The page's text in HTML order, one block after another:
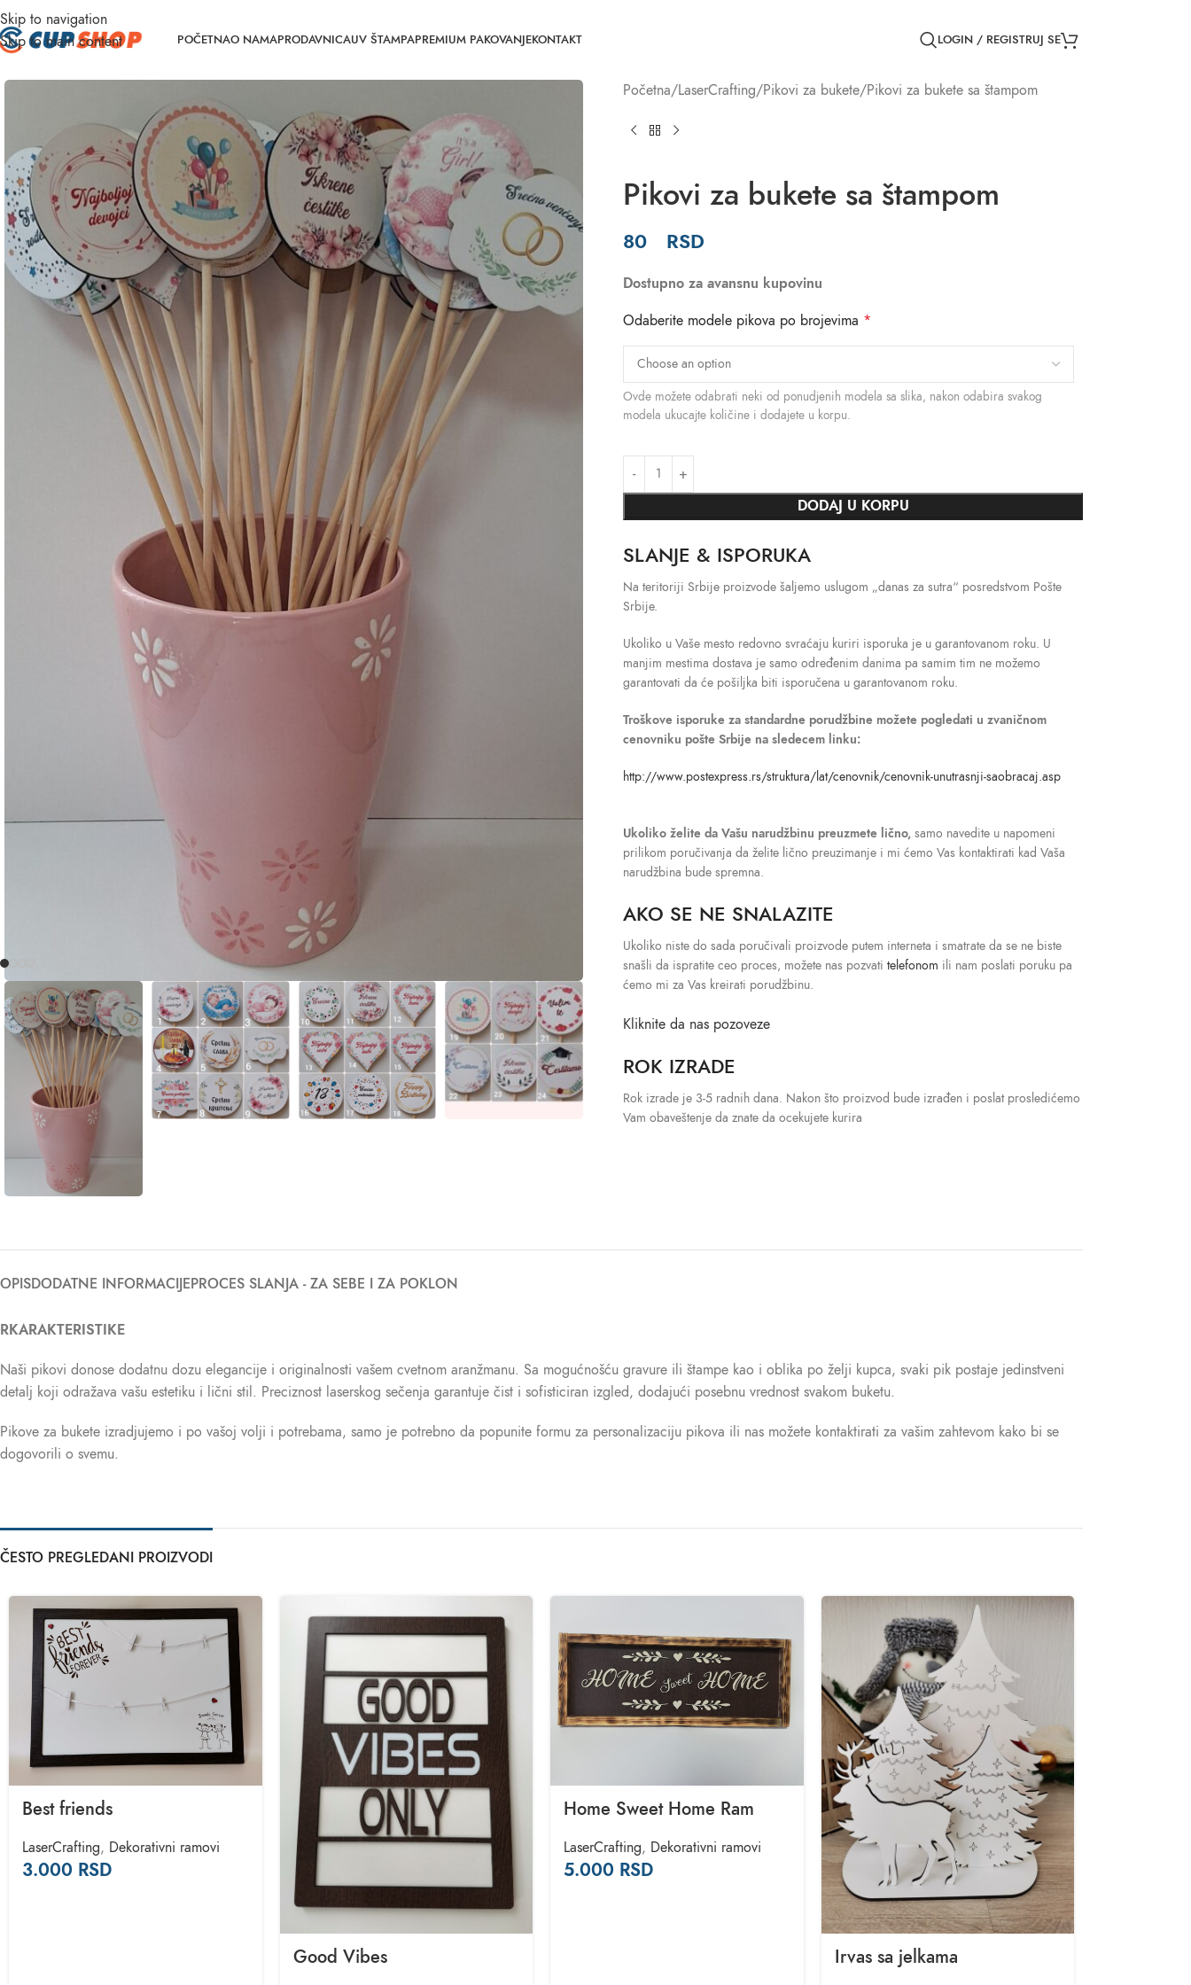
Skip to navigation
Skip to main content
POČETNAO NAMAPRODAVNICAUV ŠTAMPAPREMIUM PAKOVANJEKONTAKT LOGIN / REGISTRUJ SE
Početna LaserCrafting Pikovi za bukete Pikovi za bukete sa štampom
Pikovi za bukete sa štampom
80 RSD
Dostupno za avansnu kupovinu
Odaberite modele pikova po brojevima *
Ovde možete odabrati neki od ponudjenih modela sa slika, nakon odabira svakog
modela ukucajte količine i dodajete u korpu.
DODAJ U KORPU
SLANJE & ISPORUKA
Na teritoriji Srbije proizvode šaljemo uslugom „danas za sutra“ posredstvom Pošte
Srbije.
Ukoliko u Vaše mesto redovno svraćaju kuriri isporuka je u garantovanom roku. U
manjim mestima dostava je samo određenim danima pa samim tim ne možemo
garantovati da će pošiljka biti isporučena u garantovanom roku.
Troškove isporuke za standardne porudžbine možete pogledati u zvaničnom
cenovniku pošte Srbije na sledecem linku:
http://www.postexpress.rs/struktura/lat/cenovnik/cenovnik-unutrasnji-saobracaj.asp
Ukoliko želite da Vašu narudžbinu preuzmete lično, samo navedite u napomeni
prilikom poručivanja da želite lično preuzimanje i mi ćemo Vas kontaktirati kad Vaša
narudžbina bude spremna.
AKO SE NE SNALAZITE
Ukoliko niste do sada poručivali proizvode putem interneta i smatrate da se ne biste
snašli da ispratite ceo proces, možete nas pozvatitelefonom ili nam poslati poruku pa
ćemo mi za Vas kreirati porudžbinu.
Kliknite da nas pozoveze
ROK IZRADE
Rok izrade je 3-5 radnih dana. Nakon što proizvod bude izrađen i poslat prosledićemo
Vam obaveštenje da znate da ocekujete kurira
OPISDODATNE INFORMACIJEPROCES SLANJA - ZA SEBE I ZA POKLON
RKARAKTERISTIKE
Naši pikovi donose dodatnu dozu elegancije i originalnosti vašem cvetnom aranžmanu. Sa mogućnošću gravure ili štampe kao i oblika po želji kupca, svaki pik postaje jedinstveni
detalj koji odražava vašu estetiku i lični stil. Preciznost laserskog sečenja garantuje čist i sofisticiran izgled, dodajući posebnu vrednost svakom buketu.
Pikove za bukete izradjujemo i po vašoj volji i potrebama, samo je potrebno da popunite formu za personalizaciju pikova ili nas možete kontaktirati za vašim zahtevom kako bi se
dogovorili o svemu.
ČESTO PREGLEDANI PROIZVODI
Best friends
LaserCrafting, Dekorativni ramovi
3.000 RSD
Good Vibes
Home Sweet Home Ram
LaserCrafting, Dekorativni ramovi
5.000 RSD
Irvas sa jelkama